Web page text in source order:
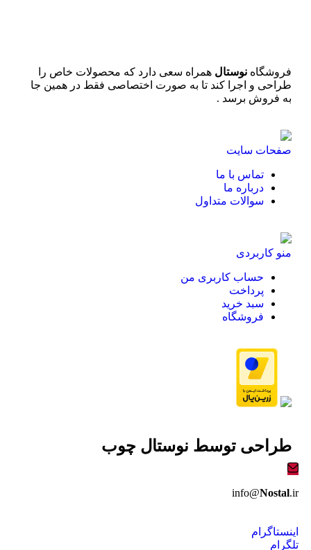
فروشگاه نوستال همراه سعی دارد که محصولات خاص را
طراحی و اجرا کند تا به صورت اختصاصی فقط در همین جا
به فروش برسد .
صفحات سایت
تماس با ما
درباره ما
سوالات متداول
منو کاربردی
حساب کاربری من
پرداخت
سبد خرید
فروشگاه
طراحی توسط نوستال چوب
info@Nostal.ir
اینستاگرام
تلگرام